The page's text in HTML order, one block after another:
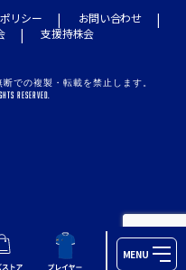
MENU
リシー
お問い合わせ
支援持株会
での複製・転載を禁止します。
RESERVED.